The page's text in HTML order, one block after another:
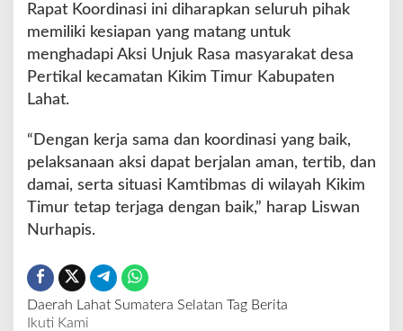
Rapat Koordinasi ini diharapkan seluruh pihak
memiliki kesiapan yang matang untuk
menghadapi Aksi Unjuk Rasa masyarakat desa
Pertikal kecamatan Kikim Timur Kabupaten
Lahat.
“Dengan kerja sama dan koordinasi yang baik,
pelaksanaan aksi dapat berjalan aman, tertib, dan
damai, serta situasi Kamtibmas di wilayah Kikim
Timur tetap terjaga dengan baik,” harap Liswan
Nurhapis.
Daerah Lahat Sumatera Selatan Tag Berita
Ikuti Kami